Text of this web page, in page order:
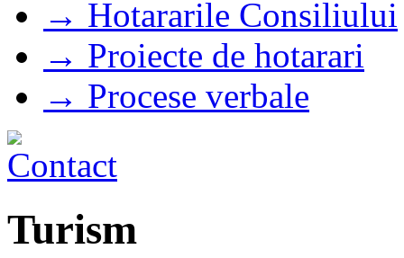
→ Hotararile Consiliului
→ Proiecte de hotarari
→ Procese verbale
Turism